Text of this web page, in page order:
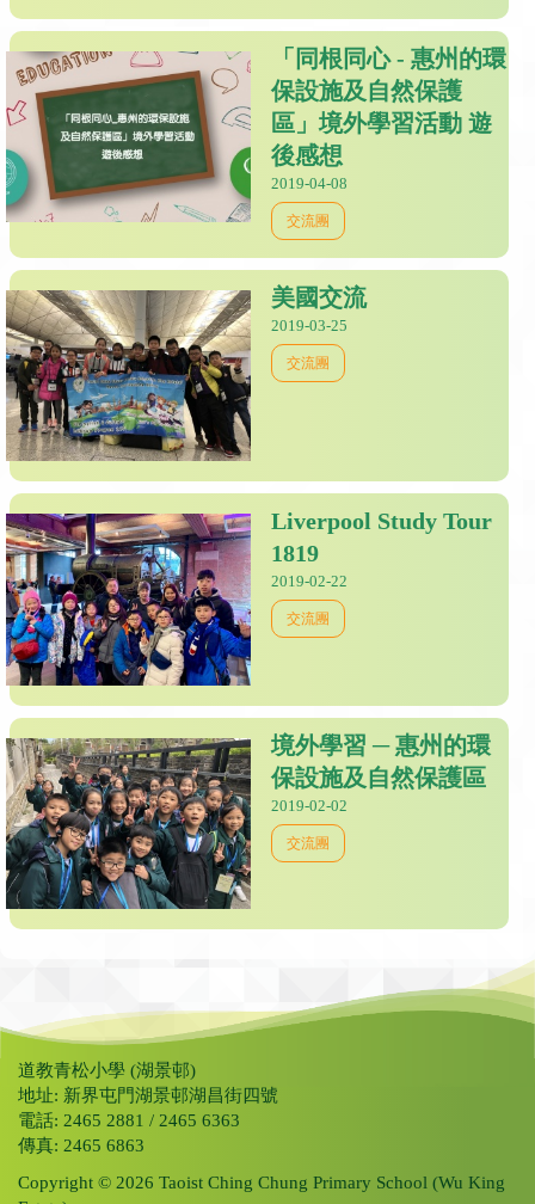
「同根同心 - 惠州的環
保設施及自然保護
區」境外學習活動 遊
後感想
2019-04-08
交流團
美國交流
2019-03-25
交流團
Liverpool Study Tour
1819
2019-02-22
交流團
境外學習 ─ 惠州的環
保設施及自然保護區
2019-02-02
交流團
道教青松小學 (湖景邨)
地址: 新界屯門湖景邨湖昌街四號
電話: 2465 2881 / 2465 6363
傳真: 2465 6863
Copyright © 2026 Taoist Ching Chung Primary School (Wu King